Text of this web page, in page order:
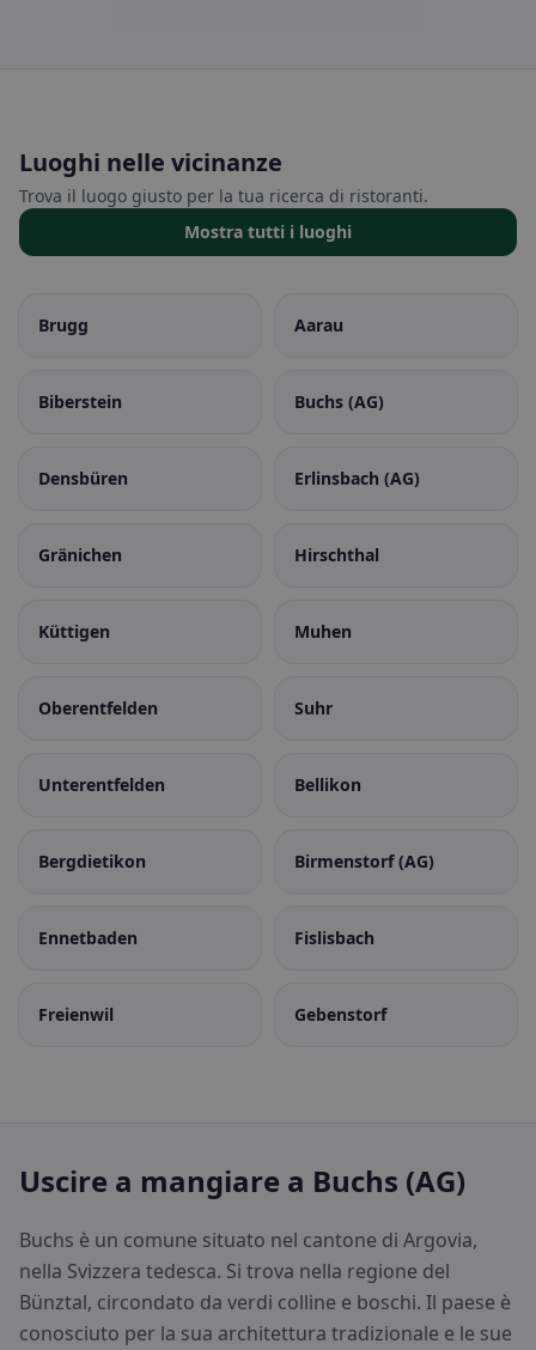
Luoghi nelle vicinanze
Trova il luogo giusto per la tua ricerca di ristoranti.
Mostra tutti i luoghi
Brugg Aarau
Biberstein Buchs (AG)
Densbüren Erlinsbach (AG)
Gränichen Hirschthal
Küttigen Muhen
Oberentfelden Suhr
Unterentfelden Bellikon
Bergdietikon Birmenstorf (AG)
Ennetbaden Fislisbach
Freienwil Gebenstorf
Uscire a mangiare a Buchs (AG)
Buchs è un comune situato nel cantone di Argovia,
nella Svizzera tedesca. Si trova nella regione del
Bünztal, circondato da verdi colline e boschi. Il paese è
conosciuto per la sua architettura tradizionale e le sue